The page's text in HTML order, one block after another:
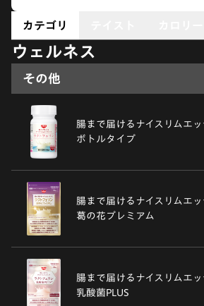
カテゴリ
ウェルネス
その他
腸まで届けるナイスリムエ
ボトルタイプ
腸まで届けるナイスリムエ
葛の花プレミアム
腸まで届けるナイスリムエ
乳酸菌PLUS